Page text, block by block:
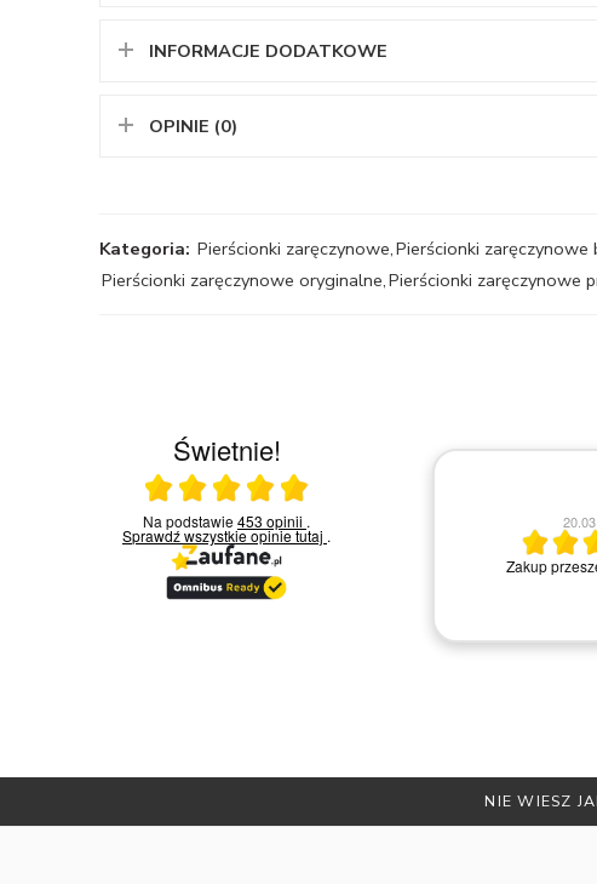
INFORMACJE DODATKOWE
OPINIE (0)
Kategoria: Pierścionki zaręczynowe,Pierścionki zaręczynowe
Pierścionki zaręczynowe oryginalne,Pierścionki zaręczynowe
Świetnie!
Ocena średnia 5 na 5
Na podstawie453 opinii .
Sprawdź wszystkie opinietutaj .
23.03.2026
Bardzo miła i kompetentna obsługa.
Polecam
Remigiusz D.
Zakup
NIE WIESZ